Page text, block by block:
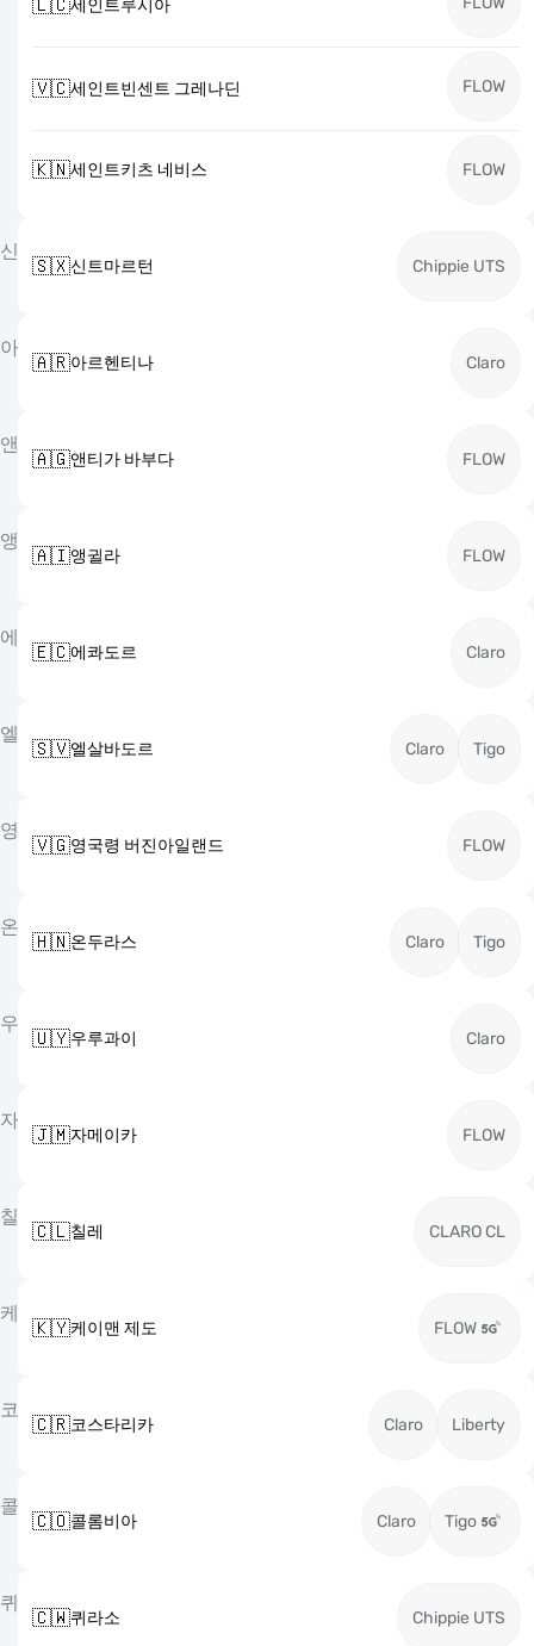
🇱🇨세인트루시아
🇻🇨세인트빈센트 그레나딘 FLOW
🇰🇳세인트키츠 네비스 FLOW
신
🇸🇽신트마르턴 Chippie UTS
아
🇦🇷아르헨티나 Claro
앤
🇦🇬앤티가 바부다 FLOW
앵
🇦🇮앵귈라 FLOW
에
🇪🇨에콰도르 Claro
엘
🇸🇻엘살바도르 Claro Tigo
영
🇻🇬영국령 버진아일랜드 FLOW
온
🇭🇳온두라스 Claro Tigo
우
🇺🇾우루과이 Claro
자
🇯🇲자메이카 FLOW
칠
🇨🇱칠레 CLARO CL
케
🇰🇾케이맨 제도 FLOW
코
🇨🇷코스타리카 Claro Liberty
콜
🇨🇴콜롬비아 Claro Tigo
퀴
🇨🇼퀴라소 Chippie UTS